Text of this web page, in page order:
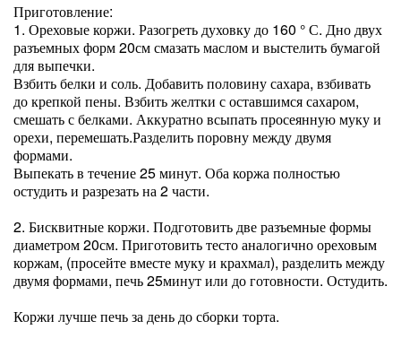
Приготовление:
1. Ореховые коржи. Разогреть духовку до 160 ° С. Дно двух
разъемных форм 20см смазать маслом и выстелить бумагой
для выпечки.
Взбить белки и соль. Добавить половину сахара, взбивать
до крепкой пены. Взбить желтки с оставшимся сахаром,
смешать с белками. Аккуратно всыпать просеянную муку и
орехи, перемешать.Разделить поровну между двумя
формами.
Выпекать в течение 25 минут. Оба коржа полностью
остудить и разрезать на 2 части.
2. Бисквитные коржи. Подготовить две разъемные формы
диаметром 20см. Приготовить тесто аналогично ореховым
коржам, (просейте вместе муку и крахмал), разделить между
двумя формами, печь 25минут или до готовности. Остудить.
Коржи лучше печь за день до сборки торта.